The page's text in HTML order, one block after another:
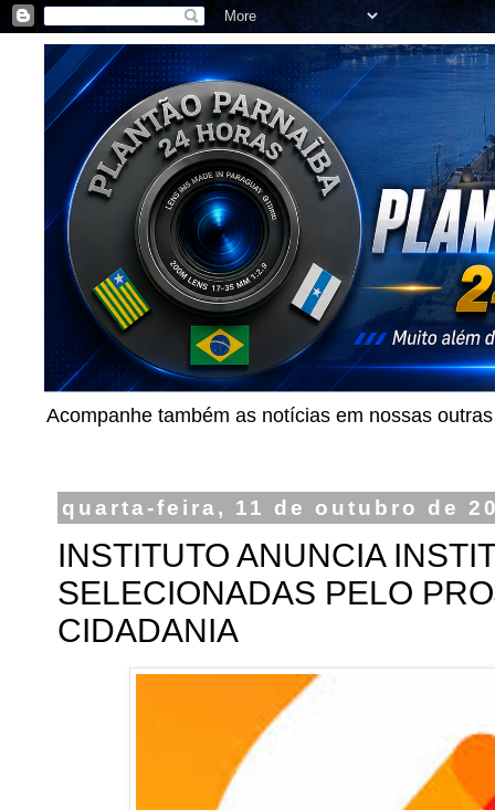
Acompanhe também as notícias em nossas
quarta-feira, 11 de outubro de
INSTITUTO ANUNCIA
SELECIONADAS PELO
CIDADANIA